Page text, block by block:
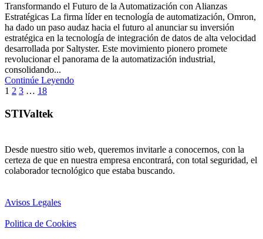
Transformando el Futuro de la Automatización con Alianzas
Estratégicas La firma líder en tecnología de automatización, Omron,
ha dado un paso audaz hacia el futuro al anunciar su inversión
estratégica en la tecnología de integración de datos de alta velocidad
desarrollada por Saltyster. Este movimiento pionero promete
revolucionar el panorama de la automatización industrial,
consolidando...
Continúe Leyendo
1 2 3 … 18
STIValtek
Desde nuestro sitio web, queremos invitarle a conocernos, con la
certeza de que en nuestra empresa encontrará, con total seguridad, el
colaborador tecnológico que estaba buscando.
Avisos Legales
Politica de Cookies